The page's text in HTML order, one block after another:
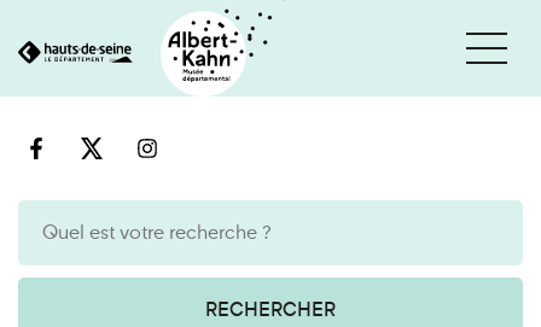
au
RECHERCHER
Cookies et traceurs utilisés sur ce site